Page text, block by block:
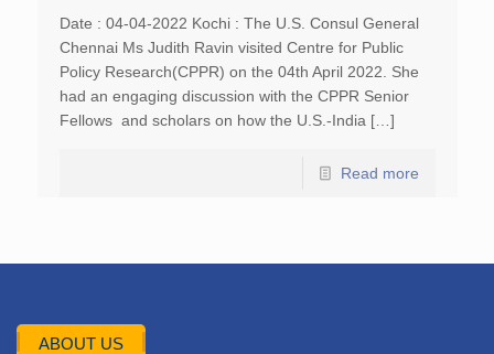
Date : 04-04-2022 Kochi : The U.S. Consul General
Chennai Ms Judith Ravin visited Centre for Public
Policy Research(CPPR) on the 04th April 2022. She
had an engaging discussion with the CPPR Senior
Fellows and scholars on how the U.S.-India […]
Read more
ABOUT US